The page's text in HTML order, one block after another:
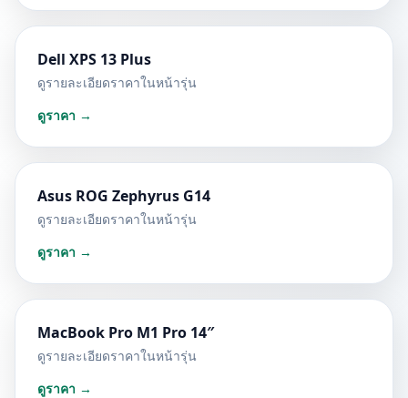
Dell XPS 13 Plus
ดูรายละเอียดราคาในหน้ารุ่น
ดูราคา →
Asus ROG Zephyrus G14
ดูรายละเอียดราคาในหน้ารุ่น
ดูราคา →
MacBook Pro M1 Pro 14″
ดูรายละเอียดราคาในหน้ารุ่น
ดูราคา →